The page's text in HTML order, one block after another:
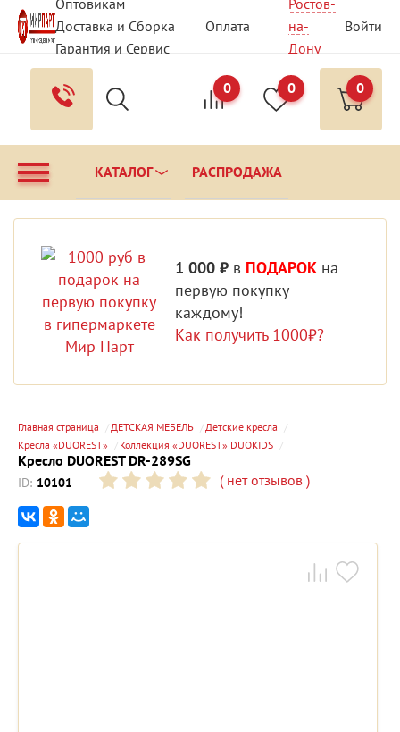
Оптовикам
Доставка и Сборка
Оплата
Гарантия и Сервис
Вопрос - Ответ
Контакты
Ростов-
на-
Дону
Войти
0 0 0
КАТАЛОГ РАСПРОДАЖА
1 000 ₽ в ПОДАРОК на
первую покупку
каждому!
Как получить 1000₽?
Главная страница ДЕТСКАЯ МЕБЕЛЬ
Детские кресла
Кресла «DUOREST»
Коллекция «DUOREST» DUOKIDS
Кресло DUOREST DR-289SG
ID: 10101 (нет отзывов )